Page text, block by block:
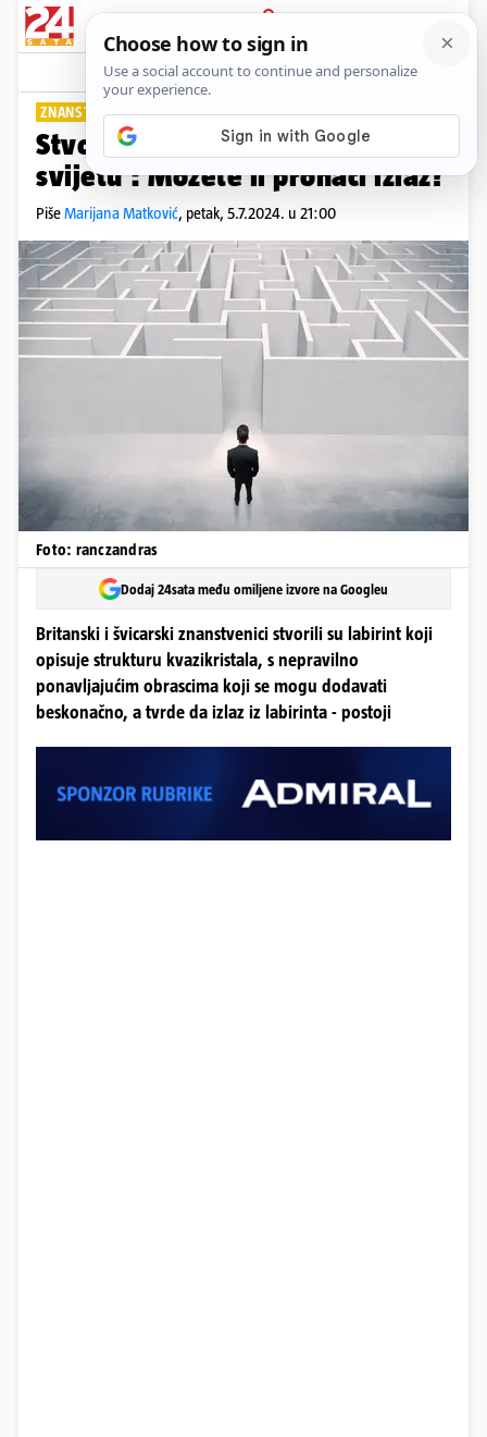
PRIJAVA
Lifestyle Komentari
ZNANSTVENICI SE ZAIGRALI
Stvorili su 'najteži labirint na
svijetu': Možete li pronaći izlaz?
PišeMarijana Matković, petak, 5.7.2024. u 21:00
Foto: ranczandras
Dodaj 24sata među omiljene izvore na Googleu
Britanski i švicarski znanstvenici stvorili su labirint koji
opisuje strukturu kvazikristala, s nepravilno
ponavljajućim obrascima koji se mogu dodavati
beskonačno, a tvrde da izlaz iz labirinta - postoji